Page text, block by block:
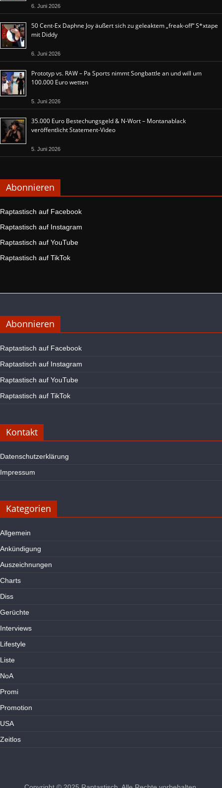
6. Juni 2026
50 Cent-Ex Daphne Joy äußert sich zu geleaktem „freak-off“ S*xtape
mit Diddy
6. Juni 2026
Prototyp vs. RAW – Pa Sports nimmt Songbattle an und will um
100.000 Euro wetten
5. Juni 2026
35.000 Euro Bestechungsgeld & N-Wort – Montanablack
veröffentlicht Statement-Video
5. Juni 2026
Abonnieren
Raptastisch auf Facebook
Raptastisch auf Instagram
Raptastisch auf YouTube
Raptastisch auf TikTok
Abonnieren
Raptastisch auf Facebook
Raptastisch auf Instagram
Raptastisch auf YouTube
Raptastisch auf TikTok
Kontakt
Datenschutzerklärung
Impressum
Kategorien
Allgemein
Ankündigung
Auszeichnungen
Charts
Diss
Gerüchte
Interviews
Lifestyle
Liste
NoA
Promi
Promotion
USA
Zeitlos